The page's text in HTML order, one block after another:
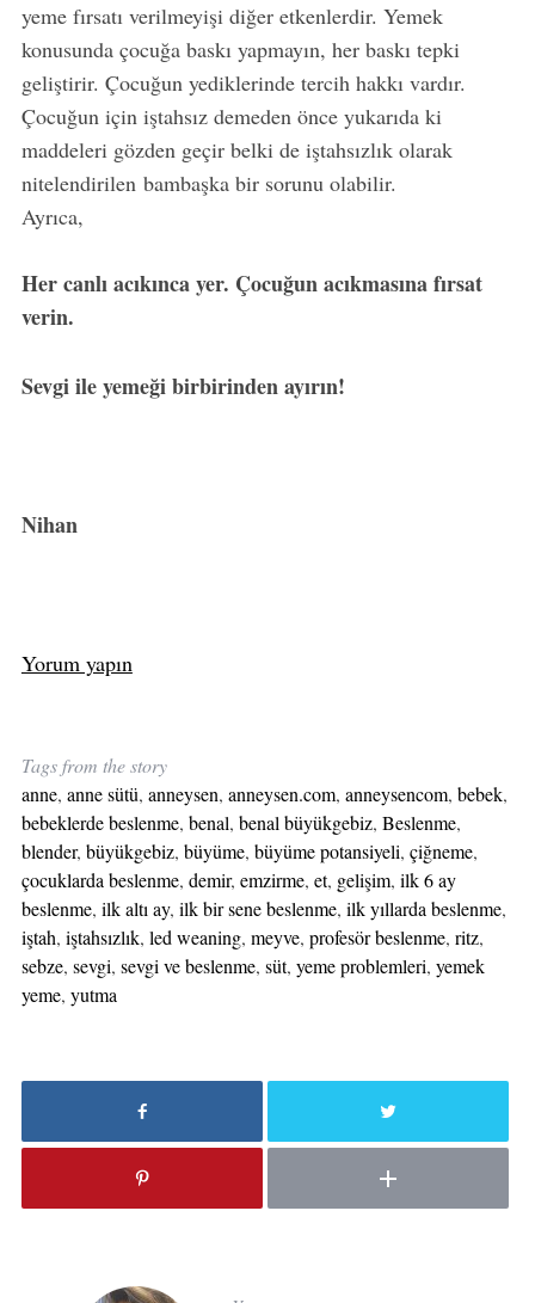
yeme fırsatı verilmeyişi diğer etkenlerdir. Yemek
konusunda çocuğa baskı yapmayın, her baskı tepki
geliştirir. Çocuğun yediklerinde tercih hakkı vardır.
Çocuğun için iştahsız demeden önce yukarıda ki
maddeleri gözden geçir belki de iştahsızlık olarak
nitelendirilen bambaşka bir sorunu olabilir.
Ayrıca,
Her canlı acıkınca yer. Çocuğun acıkmasına fırsat
verin.
Sevgi ile yemeği birbirinden ayırın!
Nihan
Yorum yapın
Tags from the story
anne, anne sütü, anneysen, anneysen.com, anneysencom, bebek,
bebeklerde beslenme, benal, benal büyükgebiz, Beslenme,
blender, büyükgebiz, büyüme, büyüme potansiyeli, çiğneme,
çocuklarda beslenme, demir, emzirme, et, gelişim, ilk 6 ay
beslenme, ilk altı ay, ilk bir sene beslenme, ilk yıllarda beslenme,
iştah, iştahsızlık, led weaning, meyve, profesör beslenme, ritz,
sebze, sevgi, sevgi ve beslenme, süt, yeme problemleri, yemek
yeme, yutma